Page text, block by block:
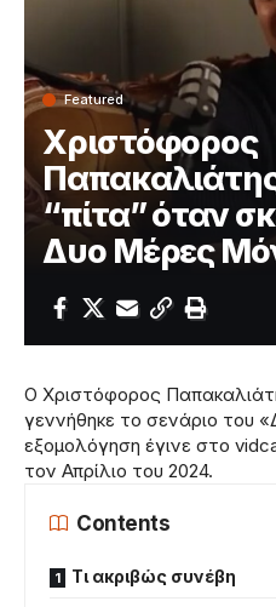
Featured
Χριστόφορος
“πίτα” όταν
Δυο Μέρες
Ο Χριστόφορος
γεννήθηκε το σενάριο του
εξομολόγηση έγινε στο
τον Απρίλιο του 2024.
Contents
Τι ακριβώς συνέβη